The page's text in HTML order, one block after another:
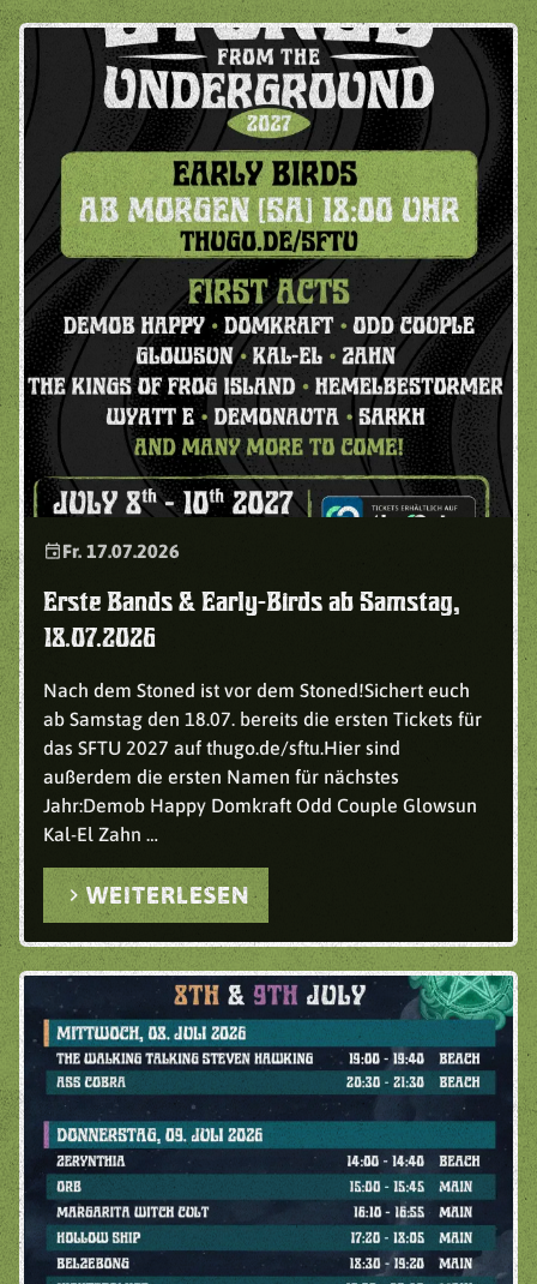
eventFr. 17.07.2026
Erste Bands & Early-Birds ab Samstag,
18.07.2026
Nach dem Stoned ist vor dem Stoned!Sichert euch
ab Samstag den 18.07. bereits die ersten Tickets für
das SFTU 2027 auf thugo.de/sftu.Hier sind
außerdem die ersten Namen für nächstes
Jahr:Demob Happy Domkraft Odd Couple Glowsun
Kal-El Zahn …
chevron_rightWEITERLESEN